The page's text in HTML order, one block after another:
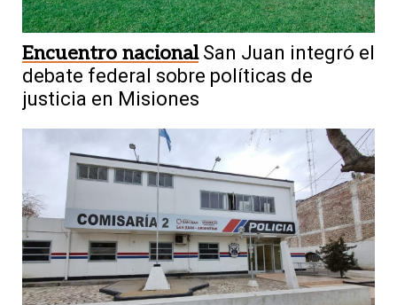
Encuentro nacional San Juan integró el
debate federal sobre políticas de
justicia en Misiones